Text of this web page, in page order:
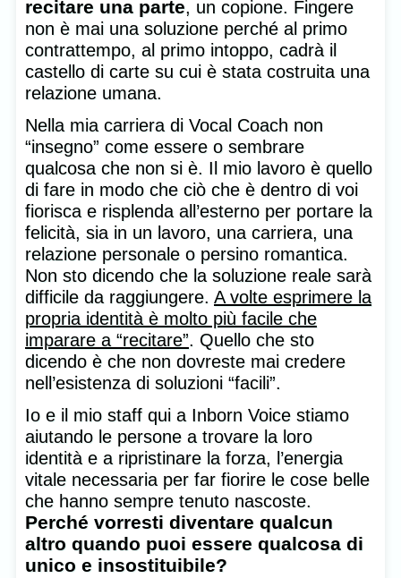
recitare una parte, un copione. Fingere
non è mai una soluzione perché al primo
contrattempo, al primo intoppo, cadrà il
castello di carte su cui è stata costruita una
relazione umana.
Nella mia carriera di Vocal Coach non
“insegno” come essere o sembrare
qualcosa che non si è. Il mio lavoro è quello
di fare in modo che ciò che è dentro di voi
fiorisca e risplenda all’esterno per portare la
felicità, sia in un lavoro, una carriera, una
relazione personale o persino romantica.
Non sto dicendo che la soluzione reale sarà
difficile da raggiungere. A volte esprimere la
propria identità è molto più facile che
imparare a “recitare”. Quello che sto
dicendo è che non dovreste mai credere
nell’esistenza di soluzioni “facili”.
Io e il mio staff qui a Inborn Voice stiamo
aiutando le persone a trovare la loro
identità e a ripristinare la forza, l’energia
vitale necessaria per far fiorire le cose belle
che hanno sempre tenuto nascoste.
Perché vorresti diventare qualcun
altro quando puoi essere qualcosa di
unico e insostituibile?